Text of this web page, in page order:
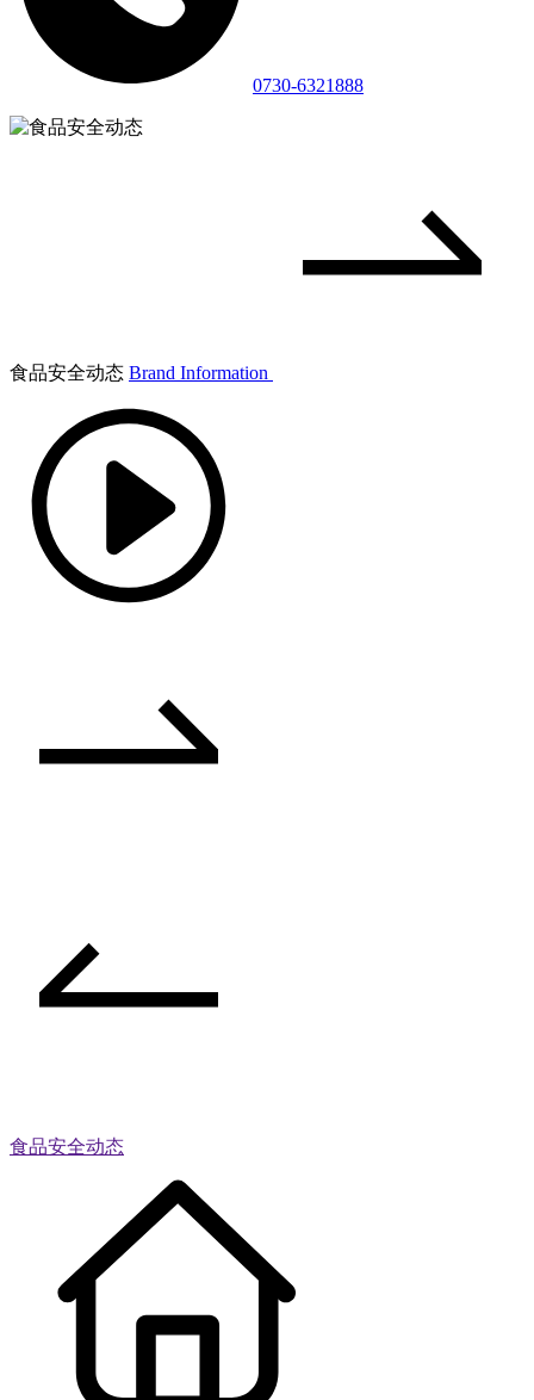
0730-6321888
食品安全动态 Brand Information
食品安全动态